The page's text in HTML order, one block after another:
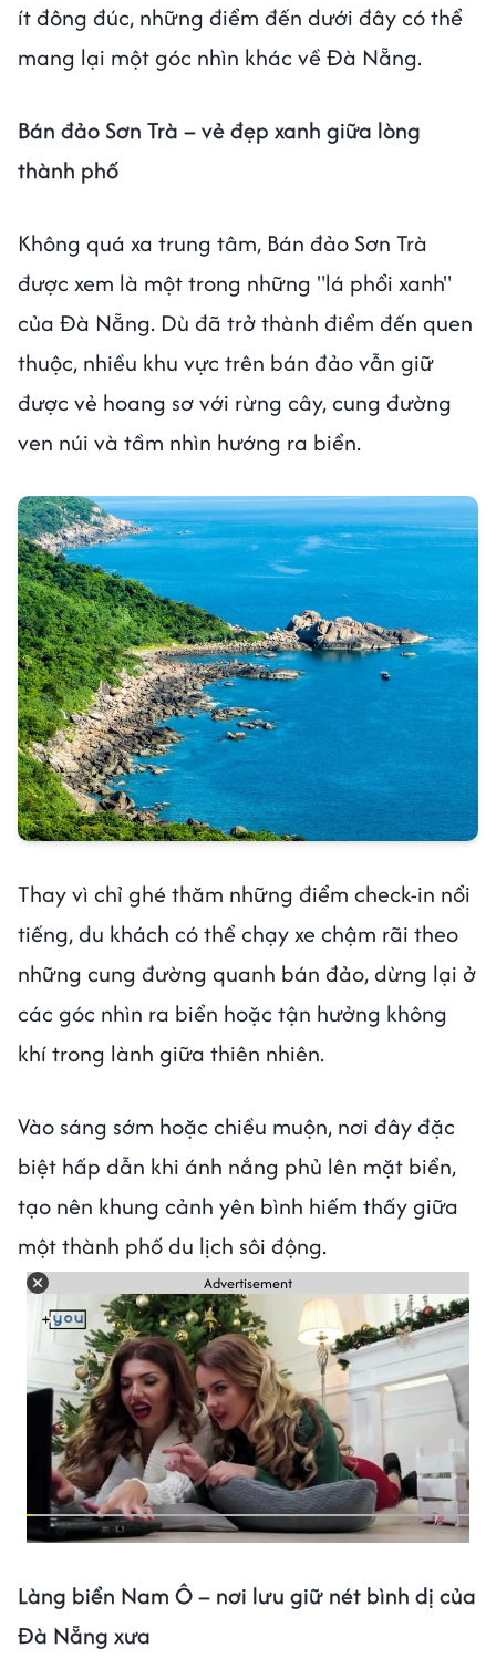
ít đông đúc, những điểm đến dưới đây có thể
mang lại một góc nhìn khác về Đà Nẵng.
Bán đảo Sơn Trà – vẻ đẹp xanh giữa lòng
thành phố
Không quá xa trung tâm, Bán đảo Sơn Trà
được xem là một trong những "lá phổi xanh"
của Đà Nẵng. Dù đã trở thành điểm đến quen
thuộc, nhiều khu vực trên bán đảo vẫn giữ
được vẻ hoang sơ với rừng cây, cung đường
ven núi và tầm nhìn hướng ra biển.
Thay vì chỉ ghé thăm những điểm check-in nổi
tiếng, du khách có thể chạy xe chậm rãi theo
những cung đường quanh bán đảo, dừng lại ở
các góc nhìn ra biển hoặc tận hưởng không
khí trong lành giữa thiên nhiên.
Vào sáng sớm hoặc chiều muộn, nơi đây đặc
biệt hấp dẫn khi ánh nắng phủ lên mặt biển,
tạo nên khung cảnh yên bình hiếm thấy giữa
một thành phố du lịch sôi động.
Advertisement
Làng biển Nam Ô – nơi lưu giữ nét bình dị của
Đà Nẵng xưa